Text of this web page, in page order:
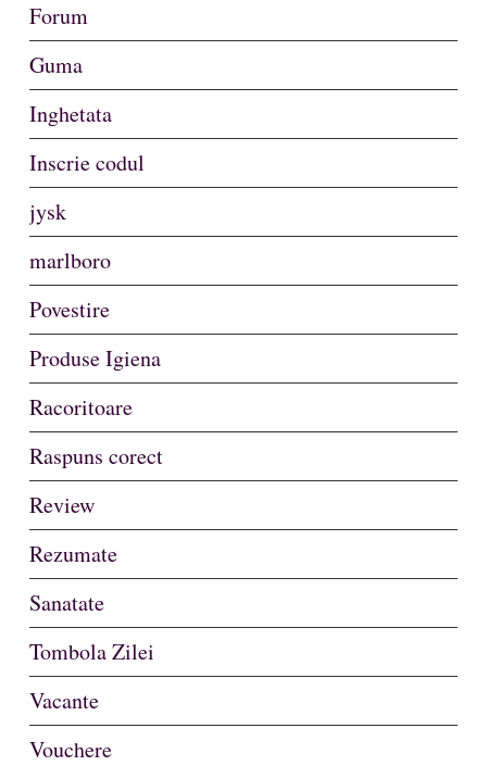
Forum
Guma
Inghetata
Inscrie codul
jysk
marlboro
Povestire
Produse Igiena
Racoritoare
Raspuns corect
Review
Rezumate
Sanatate
Tombola Zilei
Vacante
Vouchere